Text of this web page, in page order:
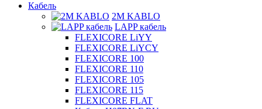
Кабель
2M KABLO
LAPP кабель
FLEXICORE LiYY
FLEXICORE LiYCY
FLEXICORE 100
FLEXICORE 110
FLEXICORE 105
FLEXICORE 115
FLEXICORE FLAT